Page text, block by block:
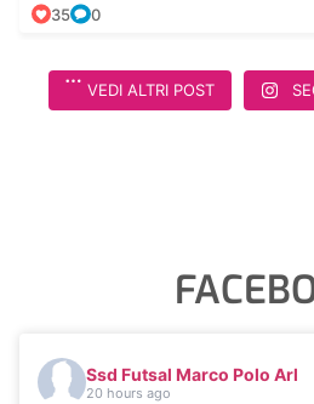
35 0
VEDI ALTRI POST
Ssd Futsal Marco Polo Arl
20 hours ago